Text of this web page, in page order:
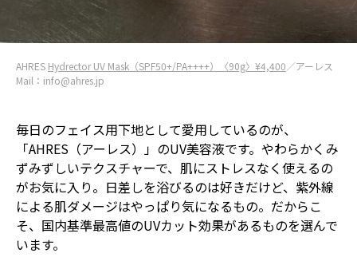
AHRES Hydrector UV Mask（SPF50+/PA++++）〈90g〉¥4,400／アーレス
Mail：info@ahres.jp
毎日のフェイス用下地として愛用しているのが、
「AHRES（アーレス）」のUV美容液です。やわらかくみ
ずみずしいテクスチャーで、肌にストレスなく使えるの
がお気に入り。日差しを浴びるのは好きだけど、紫外線
による肌ダメージはやっぱり気になるもの。だからこ
そ、国内基準最高値のUVカット効果があるものを選んで
います。